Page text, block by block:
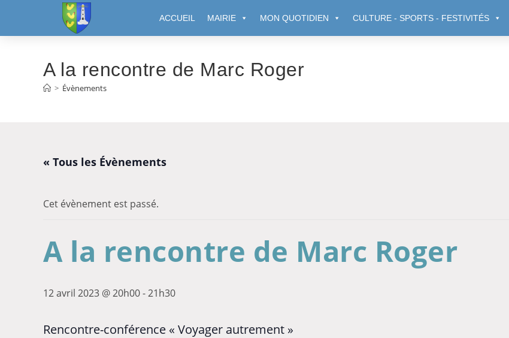
ACCUEIL MAIRIE MON QUOTIDIEN CULTURE - SPORTS - FESTIVITÉS
A la rencontre de Marc Roger
> Évènements
« Tous les Évènements
Cet évènement est passé.
A la rencontre de Marc Roger
12 avril 2023 @ 20h00-21h30
Rencontre-conférence « Voyager autrement »
Cookies management panel